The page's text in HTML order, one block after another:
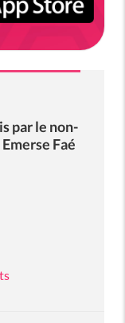
par le non-
Faé